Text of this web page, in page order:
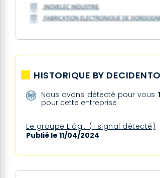
HISTORIQUE BY DECIDENTO
Nous avons détecté pour vous
pour cette entreprise
Le groupe L’âg… (1 signal détecté)
Publié le 11/04/2024